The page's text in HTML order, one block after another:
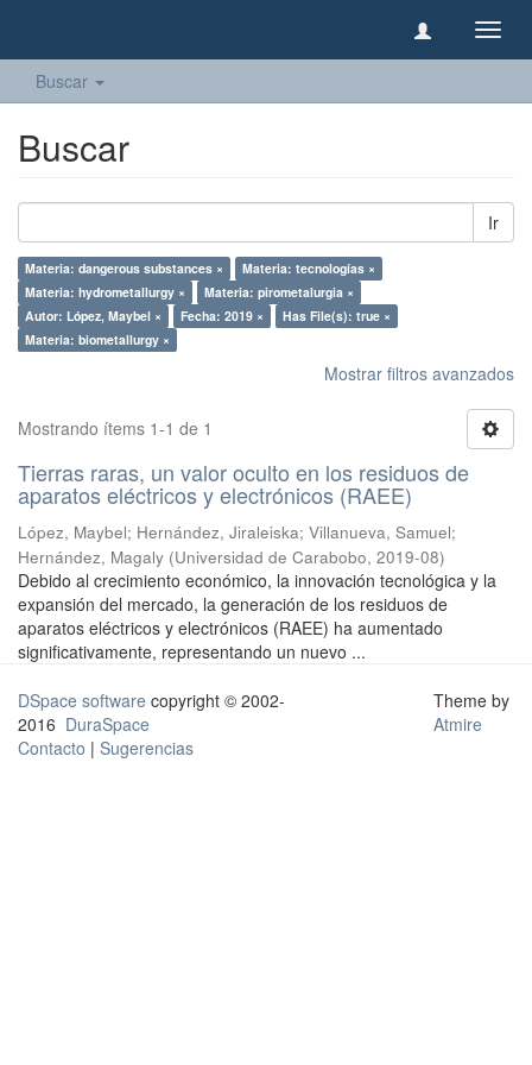
Buscar
Buscar
Ir
Materia: dangerous substances ×
Materia: tecnologías ×
Materia: hydrometallurgy ×
Materia: pirometalurgia ×
Autor: López, Maybel ×
Fecha: 2019 ×
Has File(s): true ×
Materia: biometallurgy ×
Mostrar filtros avanzados
Mostrando ítems 1-1 de 1
Tierras raras, un valor oculto en los residuos de
aparatos eléctricos y electrónicos (RAEE)
López, Maybel; Hernández, Jiraleiska; Villanueva, Samuel;
Hernández, Magaly (Universidad de Carabobo, 2019-08)
Debido al crecimiento económico, la innovación tecnológica y la
expansión del mercado, la generación de los residuos de
aparatos eléctricos y electrónicos (RAEE) ha aumentado
significativamente, representando un nuevo ...
DSpace software copyright © 2002-
2016 DuraSpace
Contacto | Sugerencias
Theme by
Atmire